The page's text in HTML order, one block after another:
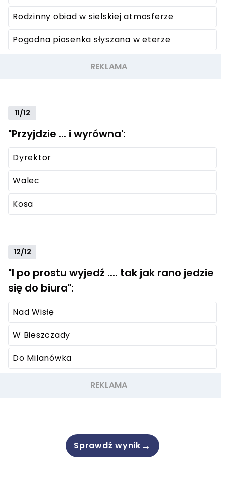
Rodzinny obiad w sielskiej atmosferze
Pogodna piosenka słyszana w eterze
11/12
"Przyjdzie ... i wyrówna':
Dyrektor
Walec
Kosa
12/12
"I po prostu wyjedź .... tak jak rano jedzie
się do biura":
Nad Wisłę
W Bieszczady
Do Milanówka
Sprawdź wynik →